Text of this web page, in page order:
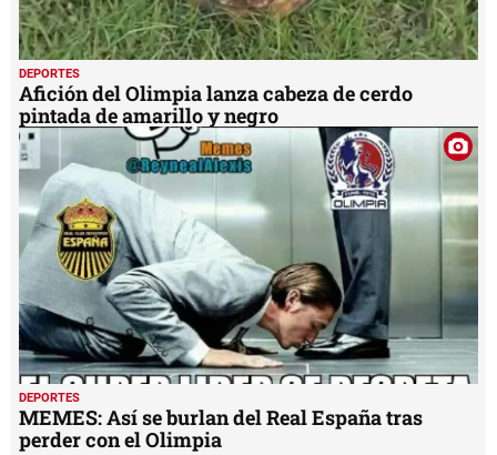
DEPORTES
Afición del Olimpia lanza cabeza de cerdo
pintada de amarillo y negro
DEPORTES
MEMES: Así se burlan del Real España tras
perder con el Olimpia